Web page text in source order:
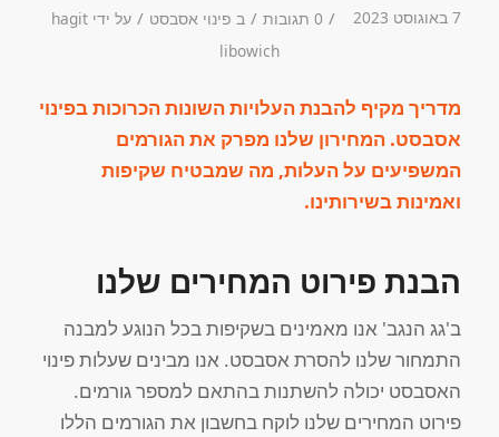
7 באוגוסט 2023 / 0 תגובות / ב פינוי אסבסט / על ידיhagit
libowich
מדריך מקיף להבנת העלויות השונות הכרוכות בפינוי
אסבסט. המחירון שלנו מפרק את הגורמים
המשפיעים על העלות, מה שמבטיח שקיפות
ואמינות בשירותינו.
הבנת פירוט המחירים שלנו
ב'גג הנגב' אנו מאמינים בשקיפות בכל הנוגע למבנה
התמחור שלנו להסרת אסבסט. אנו מבינים שעלות פינוי
האסבסט יכולה להשתנות בהתאם למספר גורמים.
פירוט המחירים שלנו לוקח בחשבון את הגורמים הללו